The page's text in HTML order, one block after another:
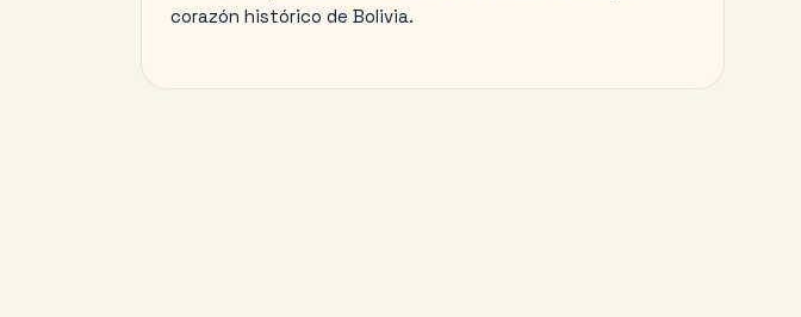
corazón histórico de Bolivia.